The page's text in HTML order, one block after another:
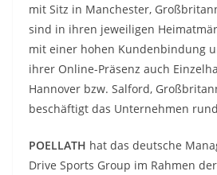
mit Sitz in Manchester,
sind in ihren jeweiligen
mit einer hohen Kundenbindung
ihrer Online-Präsenz auch
Hannover bzw. Salford,
beschäftigt das Unternehmen
POELLATH hat das deutsche
Drive Sports Group im Rahmen